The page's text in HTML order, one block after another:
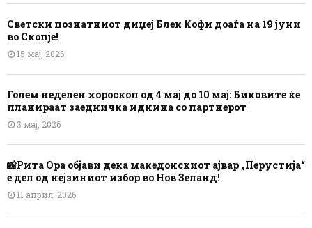
Светски познатниот диџеј Блек Кофи доаѓа на 19 јуни
во Скопје!
15 мај, 2026
Голем неделен хороскоп од 4 мај до 10 мај: Биковите ќе
планираат заедничка иднина со партнерот
3 мај, 2026
📸Рита Ора објави дека македонскиот ајвар „Перустија“
е дел од нејзиниот избор во Нов Зеланд!
11 април, 2026